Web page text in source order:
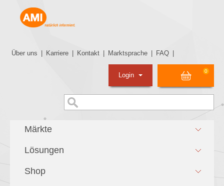
Über uns Karriere Kontakt Marktsprache FAQ
0
Login
Märkte
Lösungen
Shop